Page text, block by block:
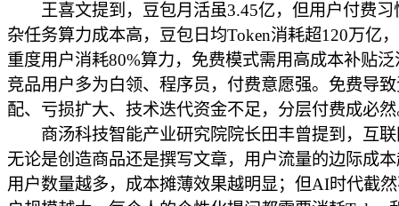
王喜文提到，豆包月活虽3.45亿，但用户付费习
杂任务算力成本高，豆包日均Token消耗超120万亿
重度用户消耗80%算力，免费模式需用高成本补贴
竞品用户多为白领、程序员，付费意愿强。免费导
配、亏损扩大、技术迭代资金不足，分层付费成必
商汤科技智能产业研究院院长田丰曾提到，互联
无论是创造商品还是撰写文章，用户流量的边际成
用户数量越多，成本摊薄效果越明显；但AI时代截